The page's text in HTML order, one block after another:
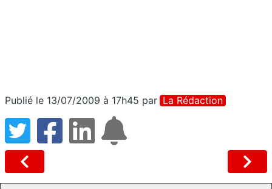
Publié le 13/07/2009 à 17h45 par La Rédaction